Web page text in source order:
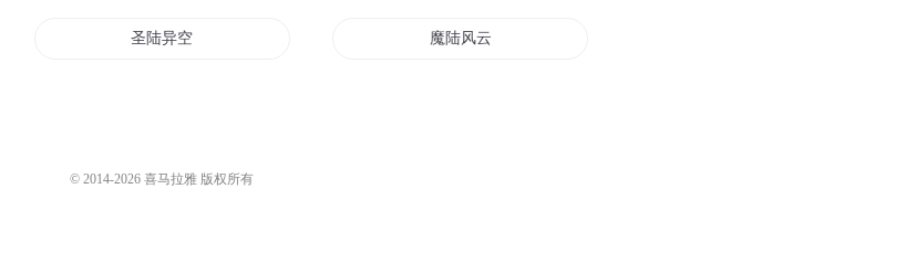
圣陆异空 魔陆风云
© 2014-2026 喜马拉雅 版权所有